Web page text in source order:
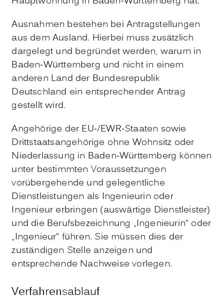
Ausnahmen bestehen bei Antragstellungen
aus dem Ausland. Hierbei muss zusätzlich
dargelegt und begründet werden, warum in
Baden-Württemberg und nicht in einem
anderen Land der Bundesrepublik
Deutschland ein entsprechender Antrag
gestellt wird.
Angehörige der EU-/EWR-Staaten sowie
Drittstaatsangehörige ohne Wohnsitz oder
Niederlassung in Baden-Württemberg können
unter bestimmten Voraussetzungen
vorübergehende und gelegentliche
Dienstleistungen als Ingenieurin oder
Ingenieur erbringen (auswärtige Dienstleister)
und die Berufsbezeichnung „Ingenieurin“ oder
„Ingenieur“ führen. Sie müssen dies der
zuständigen Stelle anzeigen und
entsprechende Nachweise vorlegen.
Verfahrensablauf